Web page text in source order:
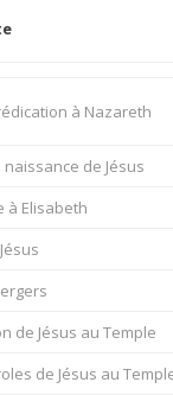
à Nazareth
de Jésus
à Elisabeth
de Jésus au Temple
de Jésus au